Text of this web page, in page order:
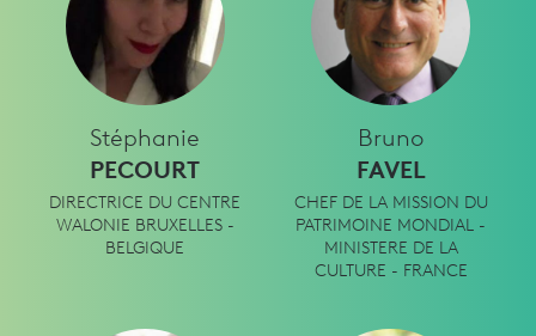
Stéphanie
PECOURT
DIRECTRICE DU CENTRE
WALONIE BRUXELLES -
BELGIQUE
Bruno
FAVEL
CHEF DE LA MISSION DU
PATRIMOINE MONDIAL -
MINISTERE DE LA
CULTURE - FRANCE